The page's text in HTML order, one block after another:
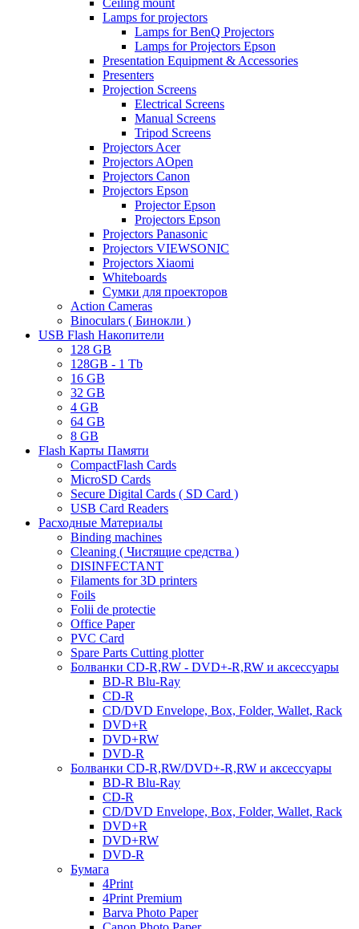
Ceiling mount
Lamps for projectors
Lamps for BenQ Projectors
Lamps for Projectors Epson
Presentation Equipment & Accessories
Presenters
Projection Screens
Electrical Screens
Manual Screens
Tripod Screens
Projectors Acer
Projectors AOpen
Projectors Canon
Projectors Epson
Projector Epson
Projectors Epson
Projectors Panasonic
Projectors VIEWSONIC
Projectors Xiaomi
Whiteboards
Сумки для проекторов
Action Cameras
Binoculars ( Бинокли )
USB Flash Накопители
128 GB
128GB - 1 Tb
16 GB
32 GB
4 GB
64 GB
8 GB
Flash Карты Памяти
CompactFlash Cards
MicroSD Cards
Secure Digital Cards ( SD Card )
USB Card Readers
Расходные Материалы
Binding machines
Cleaning ( Чистящие средства )
DISINFECTANT
Filaments for 3D printers
Foils
Folii de protectie
Office Paper
PVC Card
Spare Parts Cutting plotter
Болванки CD-R,RW - DVD+-R,RW и аксессуары
BD-R Blu-Ray
CD-R
CD/DVD Envelope, Box, Folder, Wallet, Rack
DVD+R
DVD+RW
DVD-R
Болванки CD-R,RW/DVD+-R,RW и аксессуары
BD-R Blu-Ray
CD-R
CD/DVD Envelope, Box, Folder, Wallet, Rack
DVD+R
DVD+RW
DVD-R
Бумага
4Print
4Print Premium
Barva Photo Paper